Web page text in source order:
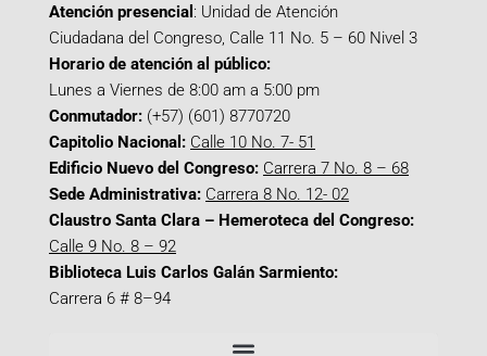
Atención presencial : Unidad de Atención
Ciudadana del Congreso, Calle 11 No. 5 – 60 Nivel 3
Horario de atención al público:
Lunes a Viernes de 8:00 am a 5:00 pm
Conmutador: (+57) (601) 8770720
Capitolio Nacional: Calle 10 No. 7- 51
Edificio Nuevo del Congreso: Carrera 7 No. 8 – 68
Sede Administrativa: Carrera 8 No. 12- 02
Claustro Santa Clara – Hemeroteca del Congreso:
Calle 9 No. 8 – 92
Biblioteca Luis Carlos Galán Sarmiento:
Carrera 6 # 8–94